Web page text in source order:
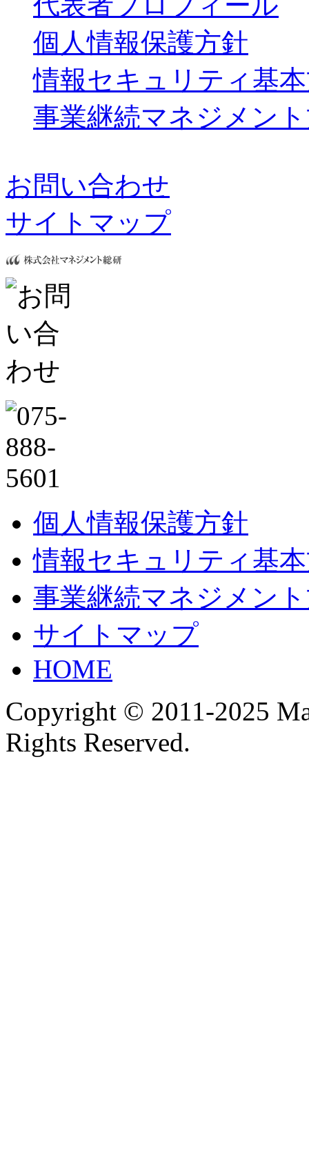
個人情報保護方針
情報セキュリティ基
事業継続マネジメン
お問い合わせ
サイトマップ
個人情報保護方針
情報セキュリティ基
事業継続マネジメン
サイトマップ
HOME
Copyright © 2011-2025
Rights Reserved.